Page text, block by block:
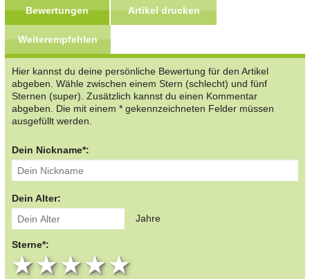
Bewertungen Artikel drucken
Weiterempfehlen
Hier kannst du deine persönliche Bewertung für den Artikel
abgeben. Wähle zwischen einem Stern (schlecht) und fünf
Sternen (super). Zusätzlich kannst du einen Kommentar
abgeben. Die mit einem * gekennzeichneten Felder müssen
ausgefüllt werden.
Dein Nickname*:
Dein Alter:
Jahre
Sterne*:
4 stars
3 stars
2 stars
1 star